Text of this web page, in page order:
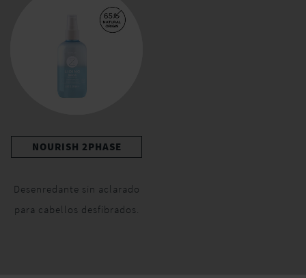
NOURISH 2PHASE
Desenredante sin aclarado
para cabellos desfibrados.